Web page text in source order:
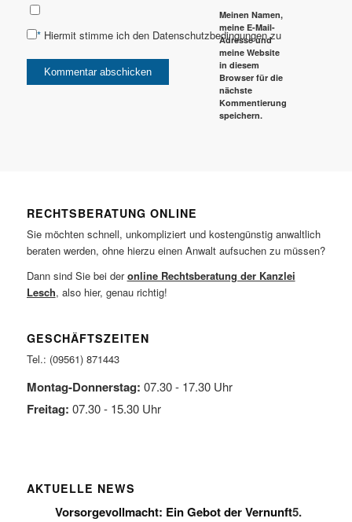
Meinen Namen,
meine E-Mail-
Adresse und
meine Website
in diesem
Browser für die
nächste
Kommentierung
speichern.
*Hiermit stimme ich den Datenschutzbedingungen zu
RECHTSBERATUNG ONLINE
Sie möchten schnell, unkompliziert und kostengünstig anwaltlich
beraten werden, ohne hierzu einen Anwalt aufsuchen zu müssen?
Dann sind Sie bei deronline Rechtsberatung der Kanzlei
Lesch, also hier, genau richtig!
GESCHÄFTSZEITEN
Tel.: (09561) 871443
Montag-Donnerstag: 07.30 - 17.30 Uhr
Freitag: 07.30 - 15.30 Uhr
AKTUELLE NEWS
Vorsorgevollmacht: Ein Gebot der Vernunft5.